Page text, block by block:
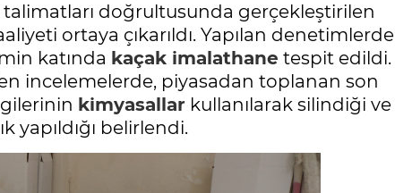
talimatları doğrultusunda gerçekleştirilen
ortaya çıkarıldı. Yapılan denetimlerde
katında kaçak imalathane tespit edildi.
incelemelerde, piyasadan toplanan son
kimyasallar kullanılarak silindiği ve
yapıldığı belirlendi.